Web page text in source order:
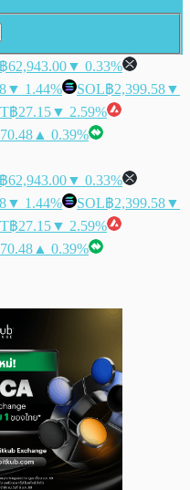
฿62,943.00▼ 0.33%
▼ 1.44% SOL฿2,399.58▼
฿27.15▼ 2.59%
▲ 0.39%
฿62,943.00▼ 0.33%
▼ 1.44% SOL฿2,399.58▼
฿27.15▼ 2.59%
▲ 0.39%